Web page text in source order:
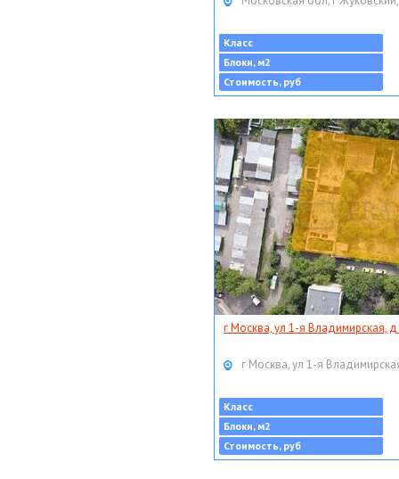
Класс
Блоки, м2
Стоимость, руб
г Москва, ул 1-я Владимирская, д
г Москва, ул 1-я
Класс
Блоки, м2
Стоимость, руб